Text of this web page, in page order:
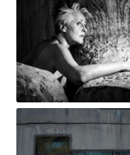
Obrázek